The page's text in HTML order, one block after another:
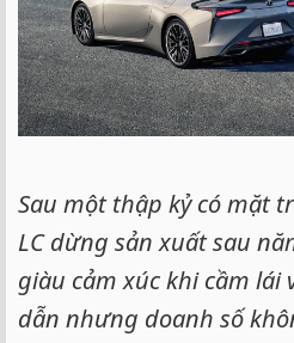
Sau một thập kỷ có mặt
LC dừng sản xuất sau
giàu cảm xúc khi cầm lái
dẫn nhưng doanh số